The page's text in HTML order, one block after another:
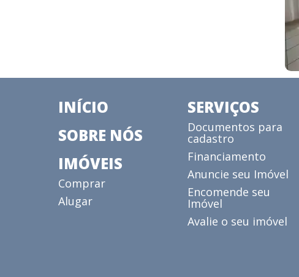
INÍCIO
SOBRE NÓS
IMÓVEIS
Comprar
Alugar
SERVIÇOS
Documentos para
cadastro
Financiamento
Anuncie seu Imóvel
Encomende seu
Imóvel
Avalie o seu imóvel